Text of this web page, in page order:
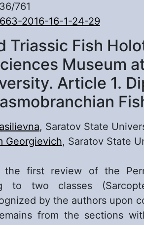
761
2016-16-1-24-29
Triassic Fish
Museum
Article 1.
, Saratov State
Georgievich, Saratov State
the first review of the
to two classes
by the authors upon
from the sections